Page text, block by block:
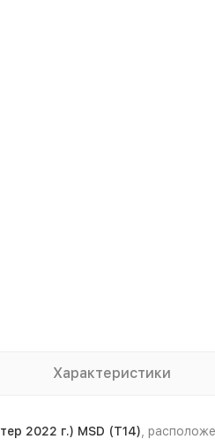
Характеристики
2022 г.) MSD (T14),